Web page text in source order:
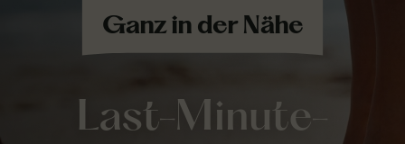
Last-Minute-